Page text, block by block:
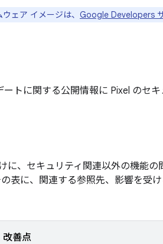
ェア イメージは、 Google Developers
トに関する公開情報に Pixel のセキ
に、セキュリティ関連以外の機能
表に、関連する参照先、影響を受
改善点